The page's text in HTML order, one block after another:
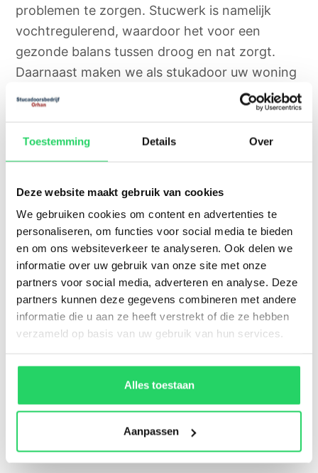
Toestemming Details Over
Deze website maakt gebruik van cookies
We gebruiken cookies om content en advertenties te
personaliseren, om functies voor social media te bieden
en om ons websiteverkeer te analyseren. Ook delen we
informatie over uw gebruik van onze site met onze
partners voor social media, adverteren en analyse. Deze
partners kunnen deze gegevens combineren met andere
informatie die u aan ze heeft verstrekt of die ze hebben
verzameld op basis van uw gebruik van hun services.
Alles toestaan
Aanpassen
problemen te zorgen. Stucwerk is namelijk
vochtregulerend, waardoor het voor een
gezonde balans tussen droog en nat zorgt.
Daarnaast maken we als stukadoor uw woning
ook minder vatbaar voor brand vanwege de
brandvertragende werking van stucwerk.